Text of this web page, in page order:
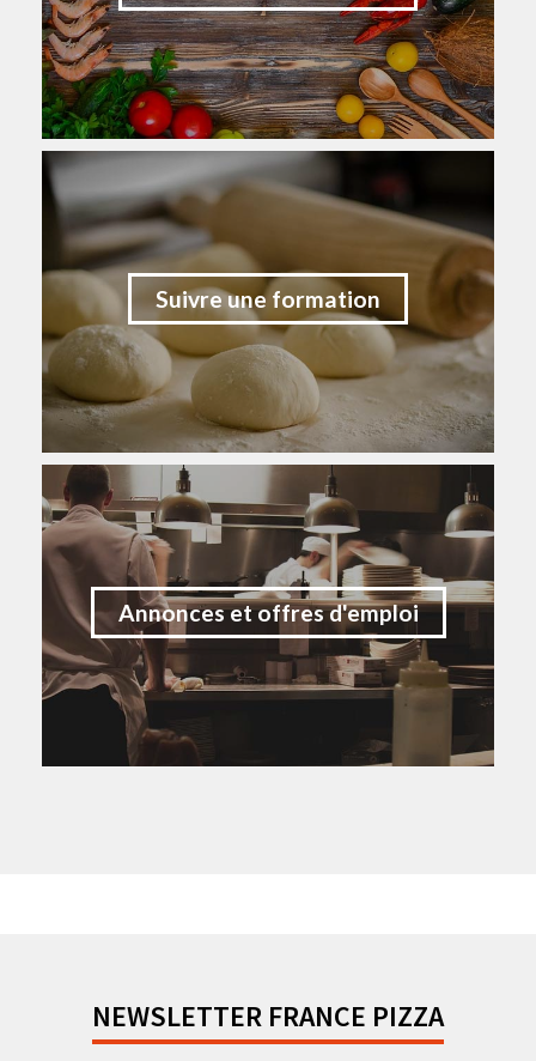
Suivre une formation
Annonces et offres d'emploi
NEWSLETTER FRANCE PIZZA